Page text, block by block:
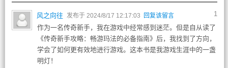
1
风之向往 发布于 2024/8/17 12:17:03 回复该留言
作为一名传奇新手，我在游戏中经常感到迷茫。但是自从读了
《传奇新手攻略：畅游玛法的必备指南》后，我找到了方向，
学会了如何更有效地进行游戏。这本书是我游戏生涯中的一盏
明灯！